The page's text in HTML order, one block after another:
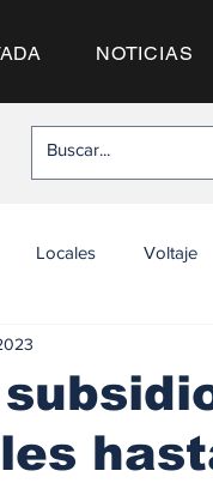
NOTICIAS
Locales Voltaje